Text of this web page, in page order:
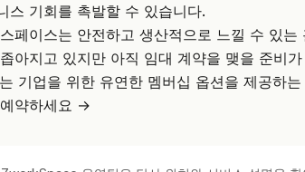
스 기회를 촉발할 수 있습니다.
페이스는 안전하고 생산적으로 느낄 수 있
아지고 있지만 아직 임대 계약을 맺을 준비
기업을 위한 유연한 멤버십 옵션을 제공하는
약하세요 →